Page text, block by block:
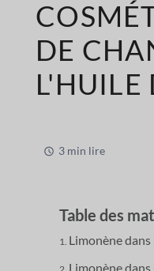
DE
L'HUILE
3 min lire
Table des
Limonène
Limonène